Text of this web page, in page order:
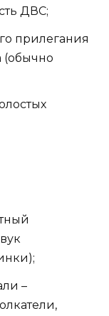
ДВС;
прилегания
(обычно
–